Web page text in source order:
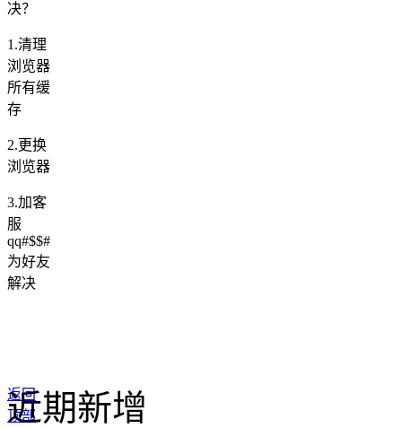
决？
1.清理
浏览器
所有缓
存
2.更换
浏览器
3.加客
服
qq#$$#
为好友
解决
返回
顶部
近期新增